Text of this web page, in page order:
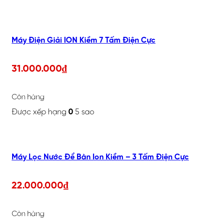
Máy Điện Giải ION Kiềm 7 Tấm Điện Cực
31.000.000₫
Còn hàng
Được xếp hạng 0 5 sao
Máy Lọc Nước Để Bàn Ion Kiềm – 3 Tấm Điện Cực
22.000.000₫
Còn hàng